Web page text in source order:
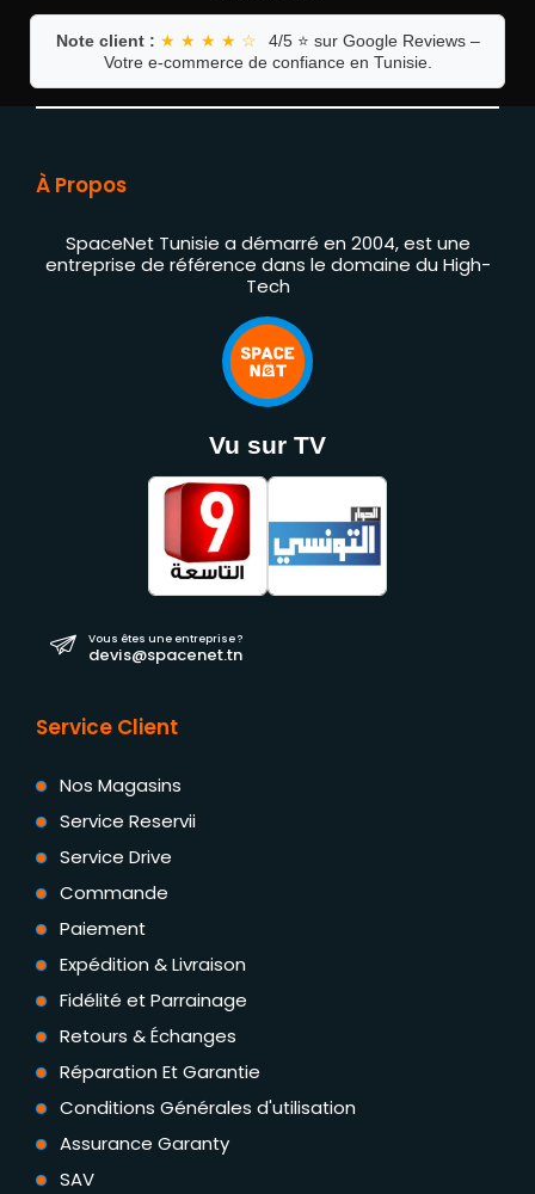
Note client : ★ ★ ★ ★ ☆
4/5 ⭐ sur Google Reviews –
Votre e-commerce de confiance en Tunisie.
À Propos
SpaceNet Tunisie a démarré en 2004, est une
entreprise de référence dans le domaine du High-
Tech
Vu sur TV
Vous êtes une entreprise ?
devis@spacenet.tn
Service Client
Nos Magasins
Service Reservii
Service Drive
Commande
Paiement
Expédition & Livraison
Fidélité et Parrainage
Retours & Échanges
Réparation Et Garantie
Conditions Générales d'utilisation
Assurance Garanty
SAV